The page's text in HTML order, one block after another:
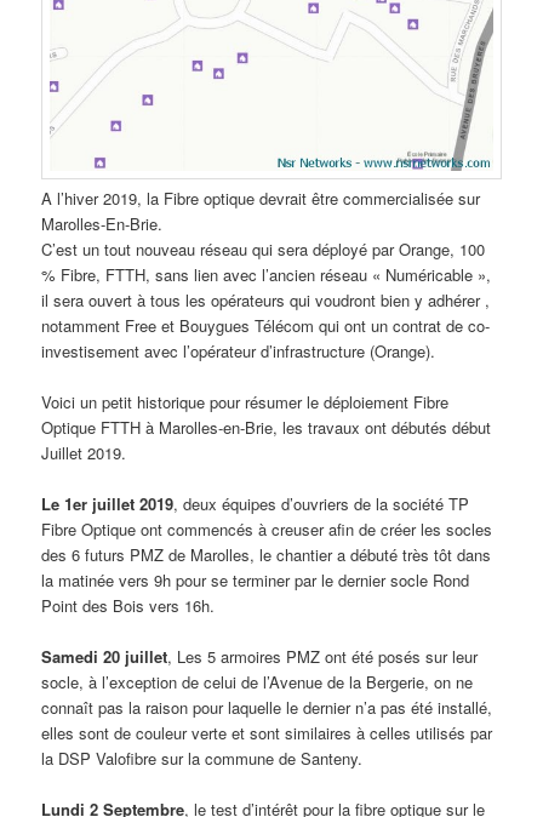
A l’hiver 2019, la Fibre optique devrait être commercialisée sur
Marolles-En-Brie.
C’est un tout nouveau réseau qui sera déployé par Orange, 100
% Fibre, FTTH, sans lien avec l’ancien réseau « Numéricable »,
il sera ouvert à tous les opérateurs qui voudront bien y adhérer ,
notamment Free et Bouygues Télécom qui ont un contrat de co-
investisement avec l’opérateur d’infrastructure (Orange).
Voici un petit historique pour résumer le déploiement Fibre
Optique FTTH à Marolles-en-Brie, les travaux ont débutés début
Juillet 2019.
Le 1er juillet 2019, deux équipes d’ouvriers de la société TP
Fibre Optique ont commencés à creuser afin de créer les socles
des 6 futurs PMZ de Marolles, le chantier a débuté très tôt dans
la matinée vers 9h pour se terminer par le dernier socle Rond
Point des Bois vers 16h.
Samedi 20 juillet, Les 5 armoires PMZ ont été posés sur leur
socle, à l’exception de celui de l’Avenue de la Bergerie, on ne
connaît pas la raison pour laquelle le dernier n’a pas été installé,
elles sont de couleur verte et sont similaires à celles utilisés par
la DSP Valofibre sur la commune de Santeny.
Lundi 2 Septembre, le test d’intérêt pour la fibre optique sur le